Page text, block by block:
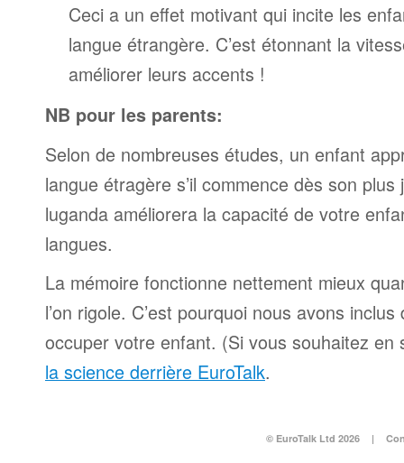
Ceci a un effet motivant qui incite les
langue étrangère. C’est étonnant la
améliorer leurs accents !
NB pour les parents:
Selon de nombreuses études, un enfant
langue étragère s’il commence dès son
luganda améliorera la capacité de votre
langues.
La mémoire fonctionne nettement mieux
l’on rigole. C’est pourquoi nous avons
occuper votre enfant. (Si vous souhaitez en
la science derrière EuroTalk.
© EuroTalk Ltd 2026 |